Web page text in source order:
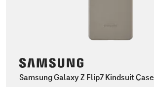
Samsung Galaxy Z Flip7 Kindsuit Case